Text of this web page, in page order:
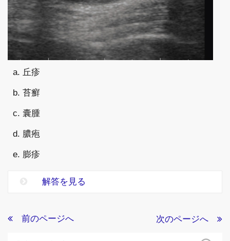
a. 丘疹
b. 苔癬
c. 囊腫
d. 膿疱
e. 膨疹
解答を見る
前のページへ 次のページへ